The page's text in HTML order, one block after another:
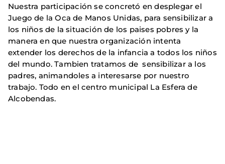
Nuestra participación se concretó en desplegar el
Juego de la Oca de Manos Unidas, para sensibilizar a
los niños de la situación de los paises pobres y la
manera en que nuestra organización intenta
extender los derechos de la infancia a todos los niños
del mundo. Tambien tratamos de sensibilizar a los
padres, animandoles a interesarse por nuestro
trabajo. Todo en el centro municipal La Esfera de
Alcobendas.